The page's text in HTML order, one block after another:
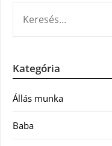
Kategória
Állás munka
Baba